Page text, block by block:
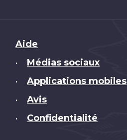
Brand
Aide
• Médias sociaux
• Applications mobiles
• Avis
• Confidentialité